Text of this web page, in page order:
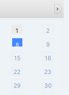
1
2
8
9
15
16
22
23
29
30